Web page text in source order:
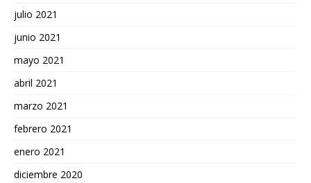
julio 2021
junio 2021
mayo 2021
abril 2021
marzo 2021
febrero 2021
enero 2021
diciembre 2020